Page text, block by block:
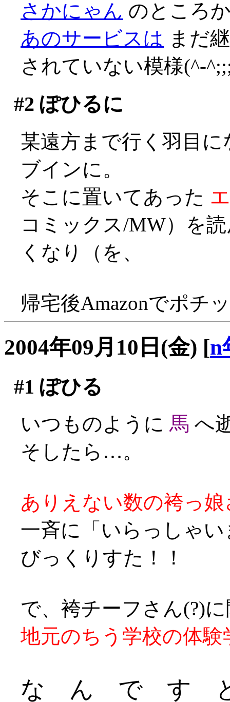
さかにゃん のところ
あのサービスは まだ
されていない模様(^-
#2 ぽひるに
某遠方まで行く羽目
ブインに。
そこに置いてあった
コミックス/MW）を
くなり（を、
帰宅後Amazonでポチ
2004年09月10日(金) [n
#1 ぽひる
いつものように 馬 へ
そしたら…。
ありえない数の袴っ
一斉に「いらっしゃ
びっくりすた！！
で、袴チーフさん(?)
地元のちう学校の体験
な ん で す と